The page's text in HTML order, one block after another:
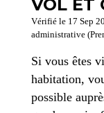
VOL ET
Vérifié le 17 Sep
administrative
Si vous êtes
habitation,
possible